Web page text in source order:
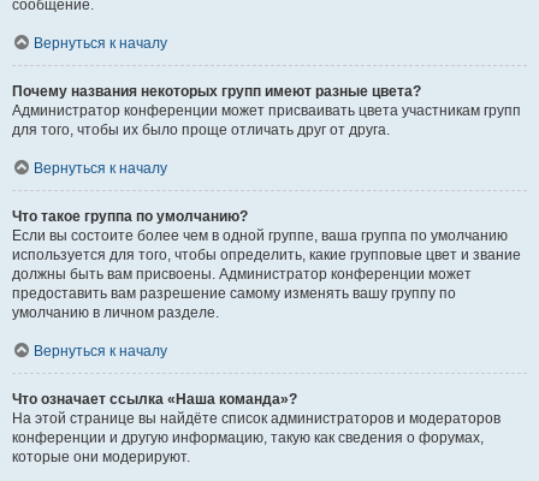
сообщение.
Вернуться к началу
Почему названия некоторых групп имеют разные цвета?
Администратор конференции может присваивать цвета участникам групп
для того, чтобы их было проще отличать друг от друга.
Вернуться к началу
Что такое группа по умолчанию?
Если вы состоите более чем в одной группе, ваша группа по умолчанию
используется для того, чтобы определить, какие групповые цвет и звание
должны быть вам присвоены. Администратор конференции может
предоставить вам разрешение самому изменять вашу группу по
умолчанию в личном разделе.
Вернуться к началу
Что означает ссылка «Наша команда»?
На этой странице вы найдёте список администраторов и модераторов
конференции и другую информацию, такую как сведения о форумах,
которые они модерируют.